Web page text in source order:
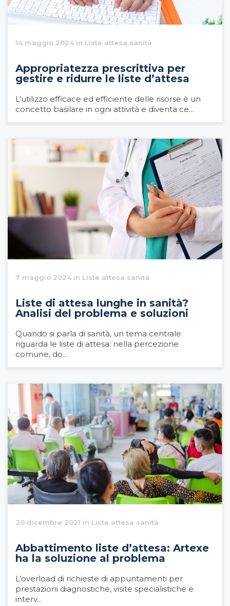
14 maggio 2024 in Liste attesa sanità
Appropriatezza prescrittiva per
gestire e ridurre le liste d’attesa
L’utilizzo efficace ed efficiente delle risorse è un
concetto basilare in ogni attività e diventa ce...
7 maggio 2024 in Liste attesa sanità
Liste di attesa lunghe in sanità?
Analisi del problema e soluzioni
Quando si parla di sanità, un tema centrale
riguarda le liste di attesa: nella percezione
comune, do...
20 dicembre 2021 in Liste attesa sanità
Abbattimento liste d’attesa: Artexe
ha la soluzione al problema
L’overload di richieste di appuntamenti per
prestazioni diagnostiche, visite specialistiche e
interv...